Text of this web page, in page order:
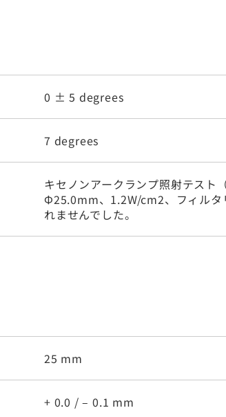
0 ± 5 degrees
7 degrees
キセノンアークランプ照射テスト
Φ25.0mm、1.2W/cm2、フィルタ
れませんでした。
25 mm
+ 0.0 / – 0.1 mm